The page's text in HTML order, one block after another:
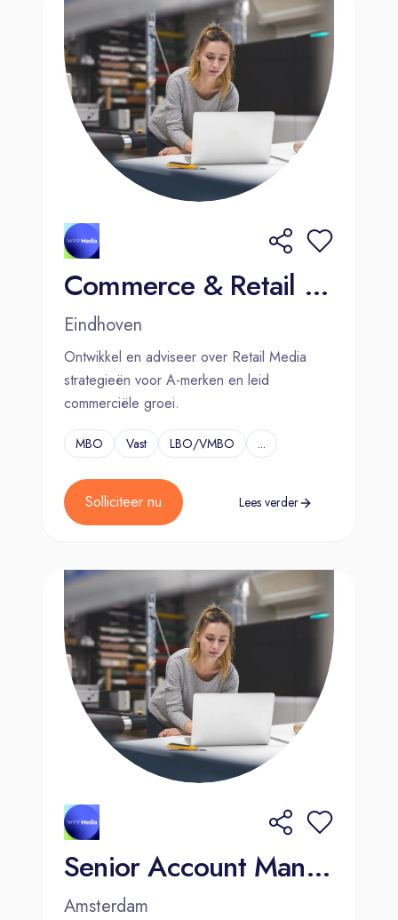
Commerce & Retail Media Strateeg
Eindhoven
Ontwikkel en adviseer over Retail Media
strategieën voor A-merken en leid
commerciële groei.
MBO Vast LBO/VMBO ...
Solliciteer nu Lees verder
Senior Account Manager Influencer Marketing
Amsterdam